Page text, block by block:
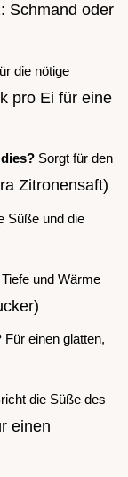
Schmand oder
die nötige
pro Ei für eine
Sorgt für den
Zitronensaft)
Süße und die
Tiefe und Wärme
Für einen glatten,
die Süße des
einen